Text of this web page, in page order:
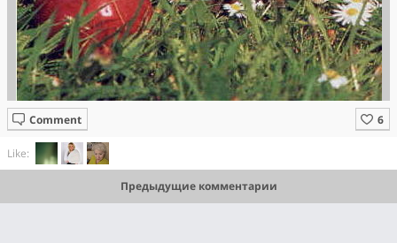
Comment
Like:
Предыдущие комментарии